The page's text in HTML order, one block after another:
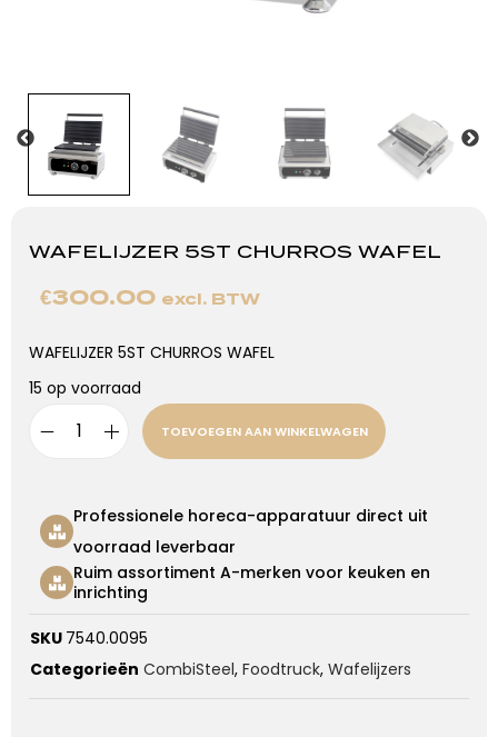
WAFELIJZER 5ST CHURROS WAFEL
€300.00 excl. BTW
WAFELIJZER 5ST CHURROS WAFEL
15 op voorraad
TOEVOEGEN AAN WINKELWAGEN
Professionele horeca-apparatuur direct uit
voorraad leverbaar
Ruim assortiment A-merken voor keuken en
inrichting
SKU 7540.0095
Categorieën CombiSteel, Foodtruck, Wafelijzers